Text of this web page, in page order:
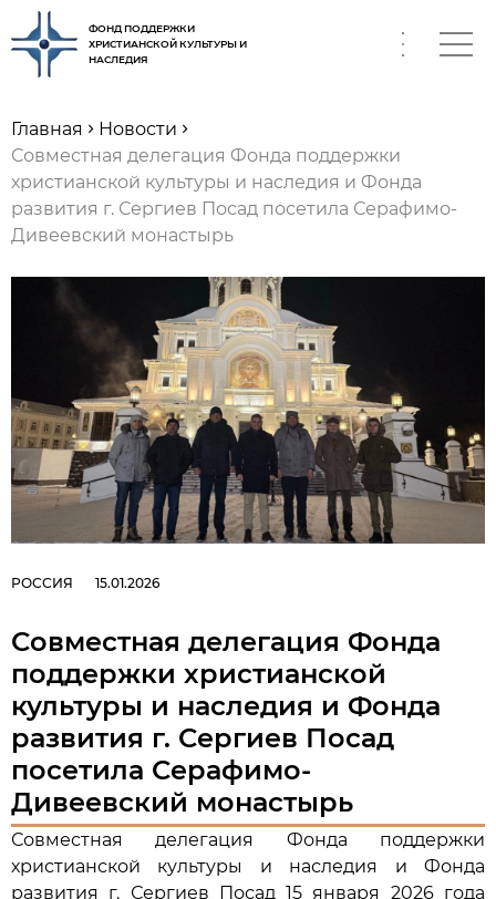
ФОНД ПОДДЕРЖКИ
ХРИСТИАНСКОЙ КУЛЬТУРЫ И
НАСЛЕДИЯ
Главная
Новости
Совместная делегация Фонда поддержки
христианской культуры и наследия и Фонда
развития г. Сергиев Посад посетила Серафимо-
Дивеевский монастырь
РОССИЯ 15.01.2026
Совместная делегация Фонда
поддержки христианской
культуры и наследия и Фонда
развития г. Сергиев Посад
посетила Серафимо-
Дивеевский монастырь
Совместная делегация Фонда поддержки
христианской культуры и наследия и Фонда
развития г. Сергиев Посад 15 января 2026 года